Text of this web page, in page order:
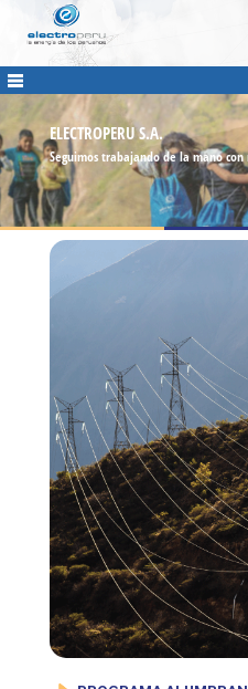
ELECTROPERU S.A.
Seguimos trabajando de la mano